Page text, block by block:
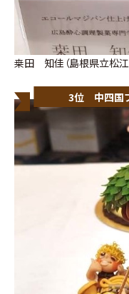
桒田 知佳（島根県立松
3位 中四国